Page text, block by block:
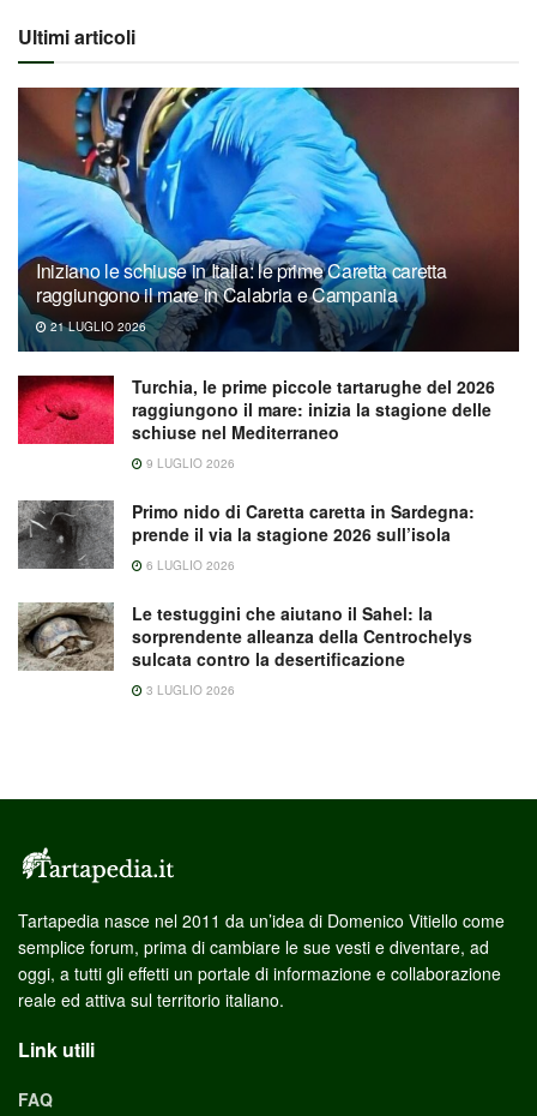
Ultimi articoli
Iniziano le schiuse in Italia: le prime Caretta caretta
raggiungono il mare in Calabria e Campania
21 LUGLIO 2026
Turchia, le prime piccole tartarughe del 2026
raggiungono il mare: inizia la stagione delle
schiuse nel Mediterraneo
9 LUGLIO 2026
Primo nido di Caretta caretta in Sardegna:
prende il via la stagione 2026 sull’isola
6 LUGLIO 2026
Le testuggini che aiutano il Sahel: la
sorprendente alleanza della Centrochelys
sulcata contro la desertificazione
3 LUGLIO 2026
Tartapedia nasce nel 2011 da un’idea di Domenico Vitiello come
semplice forum, prima di cambiare le sue vesti e diventare, ad
oggi, a tutti gli effetti un portale di informazione e collaborazione
reale ed attiva sul territorio italiano.
Link utili
FAQ